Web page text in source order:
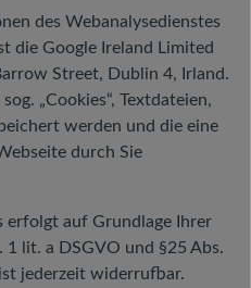
des Webanalysedienstes
die Google Ireland Limited
Street, Dublin 4, Irland.
„Cookies“, Textdateien,
werden und die eine
durch Sie
erfolgt auf Grundlage Ihrer
1 lit. a DSGVO und §25 Abs.
jederzeit widerrufbar.